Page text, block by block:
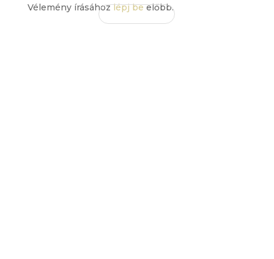
Vélemény írásáhozlépj beelőbb.